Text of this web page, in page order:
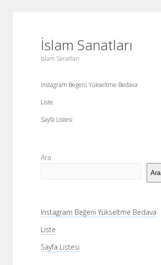
İslam Sanatları
İslam Sanatları
Instagram Beğeni Yükseltme Bedava
Liste
Sayfa Listesi
Yan
Menü
Ara
Ara
Instagram Beğeni Yükseltme Bedava
Liste
Sayfa Listesi